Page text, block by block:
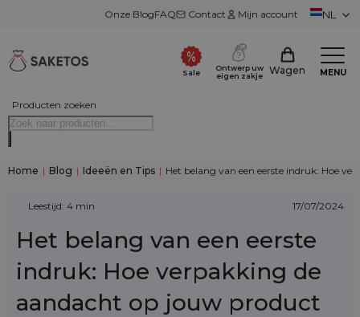
Onze BlogFAQ Contact Mijn account NL
Producten zoeken
Sale
Ontwerp uw
eigen zakje
Wagen MENU
Home | Blog | Ideeën en Tips | Het belang van een eerste indruk: Hoe
Leestijd: 4 min 17/07/2024
Het belang van een eerste
indruk: Hoe verpakking de
aandacht op jouw product